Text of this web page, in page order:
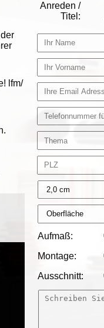
lfm/
Anreden /
Titel:
Aufmaß:
Montage:
Ausschnitt: